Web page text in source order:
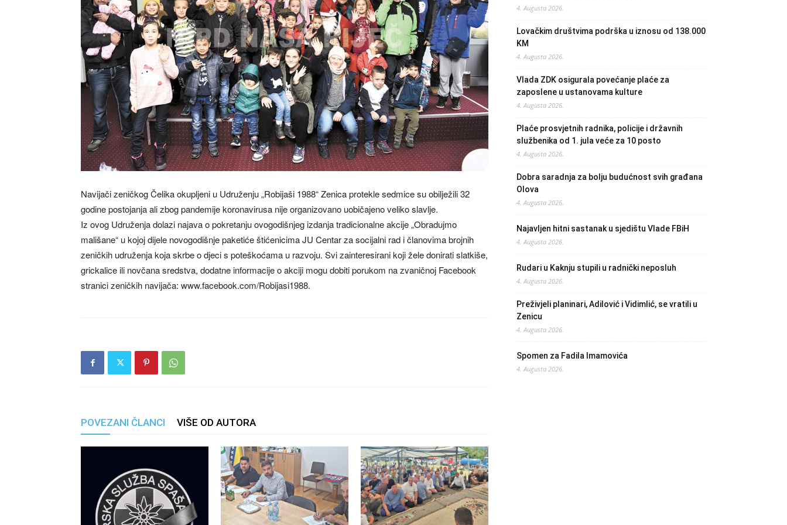
Navijači zeničkog Čelika okupljeni u Udruženju „Robijaši 1988“ Zenica protekle sedmice su obilježili 32
godine postojanja ali zbog pandemije koronavirusa nije organizovano uobičajeno veliko slavlje.
Iz ovog Udruženja dolazi najava o pokretanju ovogodišnjeg izdanja tradicionalne akcije „Obradujmo
mališane“ u kojoj dijele novogodišnje paketiće štićenicima JU Centar za socijalni rad i članovima brojnih
zeničkih udruženja koja skrbe o djeci s poteškoćama u razvoju. Svi zainteresirani koji žele donirati slatkiše,
grickalice ili novčana sredstva, dodatne informacije o akciji mogu dobiti porukom na zvaničnoj Facebook
stranici zeničkih navijača: www.facebook.com/Robijasi1988.
POVEZANI ČLANCI VIŠE OD AUTORA
4. Augusta 2026.
Lovačkim društvima podrška u iznosu od 138.000
KM
4. Augusta 2026.
Vlada ZDK osigurala povećanje plaće za
zaposlene u ustanovama kulture
4. Augusta 2026.
Plaće prosvjetnih radnika, policije i državnih
službenika od 1. jula veće za 10 posto
4. Augusta 2026.
Dobra saradnja za bolju budućnost svih građana
Olova
4. Augusta 2026.
Najavljen hitni sastanak u sjedištu Vlade FBiH
4. Augusta 2026.
Rudari u Kaknju stupili u radnički neposluh
4. Augusta 2026.
Preživjeli planinari, Adilović i Vidimlić, se vratili u
Zenicu
4. Augusta 2026.
Spomen za Fadila Imamovića
4. Augusta 2026.